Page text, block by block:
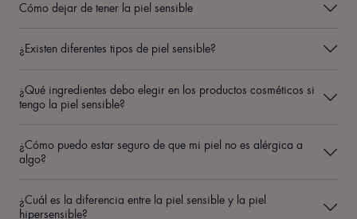
Cómo dejar de tener la piel sensible
¿Existen diferentes tipos de piel sensible?
¿Qué ingredientes debo elegir en los productos cosméticos si
tengo la piel sensible?
¿Cómo puedo estar seguro de que mi piel no es alérgica a
algo?
¿Cuál es la diferencia entre la piel sensible y la piel
hipersensible?